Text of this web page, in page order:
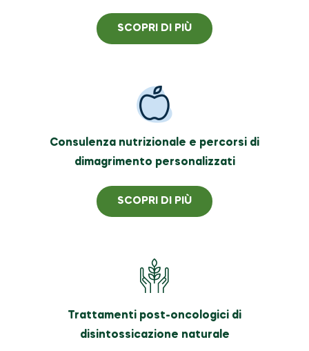
SCOPRI DI PIÙ
Consulenza nutrizionale e percorsi di
dimagrimento personalizzati
SCOPRI DI PIÙ
Trattamenti post-oncologici di
disintossicazione naturale